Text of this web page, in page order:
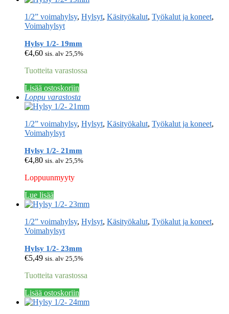
1/2” voimahylsy, Hylsyt, Käsityökalut, Työkalut ja koneet,
Voimahylsyt
Hylsy 1/2- 19mm
€4,60 sis. alv 25,5%
Tuotteita varastossa
Lisää ostoskoriin
Loppu varastosta
1/2” voimahylsy, Hylsyt, Käsityökalut, Työkalut ja koneet,
Voimahylsyt
Hylsy 1/2- 21mm
€4,80 sis. alv 25,5%
Loppuunmyyty
Lue lisää
1/2” voimahylsy, Hylsyt, Käsityökalut, Työkalut ja koneet,
Voimahylsyt
Hylsy 1/2- 23mm
€5,49 sis. alv 25,5%
Tuotteita varastossa
Lisää ostoskoriin